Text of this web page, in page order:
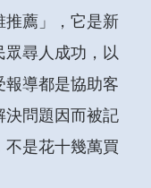
推薦」，它是新
眾尋人成功，以
報導都是協助客
決問題因而被記
不是花十幾萬買